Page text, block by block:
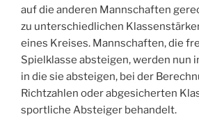
auf die anderen Mannschaften
zu unterschiedlichen
eines Kreises. Mannschaften, die
Spielklasse absteigen, werden nun
in die sie absteigen, bei der
Richtzahlen oder abgesicherten
sportliche Absteiger behandelt.